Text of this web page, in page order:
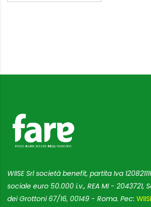
WIISE Srl società benefit, partita Iva
sociale euro 50.000 i.v., REA MI - 2043721,
dei Grottoni 67/16, 00149 - Roma. Pec: